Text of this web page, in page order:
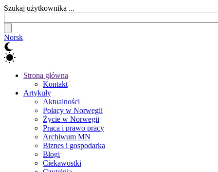
Szukaj użytkownika ...
Norsk
Strona główna
Kontakt
Artykuły
Aktualności
Polacy w Norwegii
Życie w Norwegii
Praca i prawo pracy
Archiwum MN
Biznes i gospodarka
Blogi
Ciekawostki